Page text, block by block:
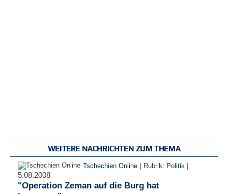
WEITERE NACHRICHTEN ZUM THEMA
Tschechien Online | Rubrik: Politik |
5.08.2008
"Operation Zeman auf die Burg hat